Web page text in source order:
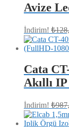
Avize
İndirim! ₺
Cata
Akıllı
İndirim! ₺